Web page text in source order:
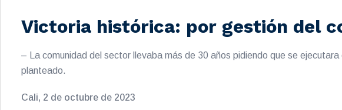
Victoria histórica: por gestión del
– La comunidad del sector llevaba más de 30 años pidiendo que se
planteado.
Cali, 2 de octubre de 2023